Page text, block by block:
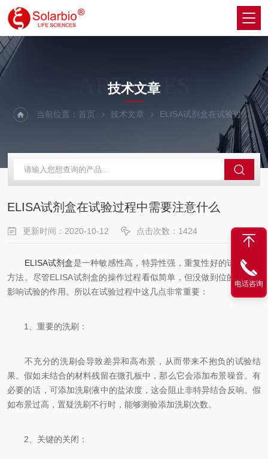
ARTICLES
技术文章
当前位置：首页 技术文章 ELISA试剂盒在试验过程中需要注意什么
ELISA试剂盒在试验过程中需要注意什么
更新时间：2020-10-12 点击次数：1424
ELISA试剂盒是一种敏感性高，特异性强，重复性好的试验确诊
方法。尽管ELISA试剂盒的操作过程看似简单，但没做到位的话就会
影响试验的作用。所以在试验过程中这几点非常重要：
1、重要的洗刷：
不充分的洗刷会导致差异和高布景，从而带来不抱负的试验结
果。假如未结合的材料残留在微孔板中，那么它会添加布景噪音。有
必要的话，可添加洗刷液中的盐浓度，这会阻止非特异结合反响。假
如布景过高，置疑洗刷不行时，能够测验添加洗刷次数。
2、关键的关闭：
电话咨询